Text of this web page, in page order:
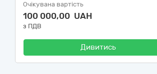
Очікувана вартість
100 000,00 UAH
з ПДВ
Дивитись